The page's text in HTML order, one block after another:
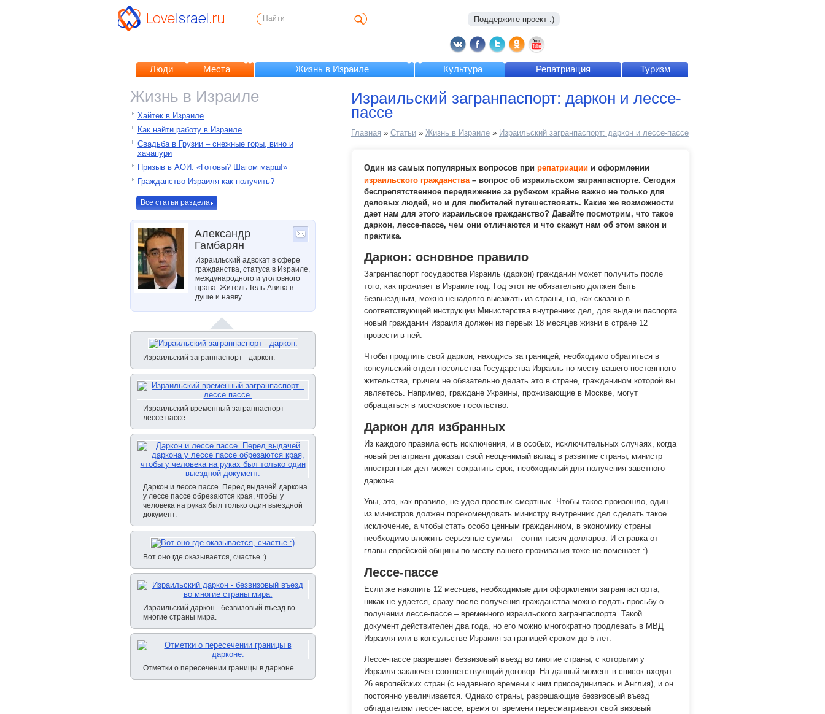
Поддержите проект :)
Люди Места Жизнь в Израиле Культура Репатриация Туризм
Жизнь в Израиле
Хайтек в Израиле
Как найти работу в Израиле
Свадьба в Грузии – снежные горы, вино и
хачапури
Призыв в АОИ: «Готовы? Шагом марш!»
Гражданство Израиля как получить?
Все статьи раздела
Александр
Гамбарян
Израильский адвокат в сфере
гражданства, статуса в Израиле,
международного и уголовного
права. Житель Тель-Авива в
душе и наяву.
Израильский загранпаспорт - даркон.
Израильский временный загранпаспорт -
лессе пассе.
Даркон и лессе пассе. Перед выдачей даркона
у лессе пассе обрезаются края, чтобы у
человека на руках был только один выездной
документ.
Вот оно где оказывается, счастье :)
Израильский даркон - безвизовый въезд во
многие страны мира.
Отметки о пересечении границы в дарконе.
Израильский загранпаспорт: даркон и лессе-
пассе
Главная » Статьи » Жизнь в Израиле » Израильский загранпаспорт: даркон и лессе-пассе
Один из самых популярных вопросов при репатриации и оформлении
израильского гражданства– вопрос об израильском загранпаспорте. Сегодня
беспрепятственное передвижение за рубежом крайне важно не только для
деловых людей, но и для любителей путешествовать. Какие же возможности
дает нам для этого израильское гражданство? Давайте посмотрим, что такое
даркон, лессе-пассе, чем они отличаются и что скажут нам об этом закон и
практика.
Даркон: основное правило
Загранпаспорт государства Израиль (даркон) гражданин может получить после
того, как проживет в Израиле год. Год этот не обязательно должен быть
безвыездным, можно ненадолго выезжать из страны, но, как сказано в
соответствующей инструкции Министерства внутренних дел, для выдачи паспорта
новый гражданин Израиля должен из первых 18 месяцев жизни в стране 12
провести в ней.
Чтобы продлить свой даркон, находясь за границей, необходимо обратиться в
консульский отдел посольства Государства Израиль по месту вашего постоянного
жительства, причем не обязательно делать это в стране, гражданином которой вы
являетесь. Например, граждане Украины, проживающие в Москве, могут
обращаться в московское посольство.
Даркон для избранных
Из каждого правила есть исключения, и в особых, исключительных случаях, когда
новый репатриант доказал свой неоценимый вклад в развитие страны, министр
иностранных дел может сократить срок, необходимый для получения заветного
даркона.
Увы, это, как правило, не удел простых смертных. Чтобы такое произошло, один
из министров должен порекомендовать министру внутренних дел сделать такое
исключение, а чтобы стать особо ценным гражданином, в экономику страны
необходимо вложить серьезные суммы – сотни тысяч долларов. И справка от
главы еврейской общины по месту вашего проживания тоже не помешает :)
Лессе-пассе
Если же накопить 12 месяцев, необходимые для оформления загранпаспорта,
никак не удается, сразу после получения гражданства можно подать просьбу о
получении лессе-пассе – временного израильского загранпаспорта. Такой
документ действителен два года, но его можно многократно продлевать в МВД
Израиля или в консульстве Израиля за границей сроком до 5 лет.
Лессе-пассе разрешает безвизовый въезд во многие страны, с которыми у
Израиля заключен соответствующий договор. На данный момент в список входят
26 европейских стран (с недавнего времени к ним присоединилась и Англия), и он
постоянно увеличивается. Однако страны, разрешающие безвизовый въезд
обладателям лессе-пассе, время от времени пересматривают свой визовый